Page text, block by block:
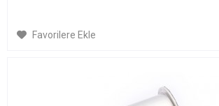
Favorilere Ekle